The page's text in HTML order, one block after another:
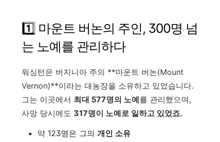
1️⃣ 마운트 버논의 주인, 300명 넘
는 노예를 관리하다
워싱턴은 버지니아 주의 **마운트 버논(Mount
Vernon)**이라는 대농장을 소유하고 있었습니다.
그는 이곳에서 최대 577명의 노예를 관리했으며,
사망 당시에도 317명이 노예로 일하고 있었죠.
약 123명은 그의 개인 소유